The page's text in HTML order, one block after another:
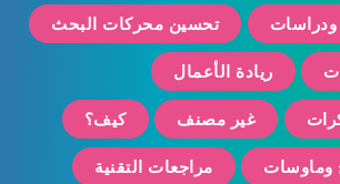
تحسين محركات البحث
ريادة الأعمال
غير مصنف كيف؟
وماوسات مراجعات التقنية